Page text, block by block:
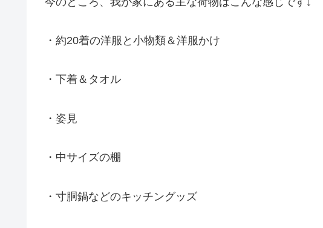
・約20着の洋服と小物類＆洋服かけ
・下着＆タオル
・姿見
・中サイズの棚
・寸胴鍋などのキッチングッズ